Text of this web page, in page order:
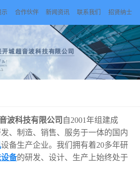
示 合作伙伴 新闻资讯 联系我们 招贤纳士
科技有限公司 自2001年组建成
、制造、销售、服务于一体的国内
设备生产企业。我们拥有着20多年研
备的研发、设计、生产上始终处于